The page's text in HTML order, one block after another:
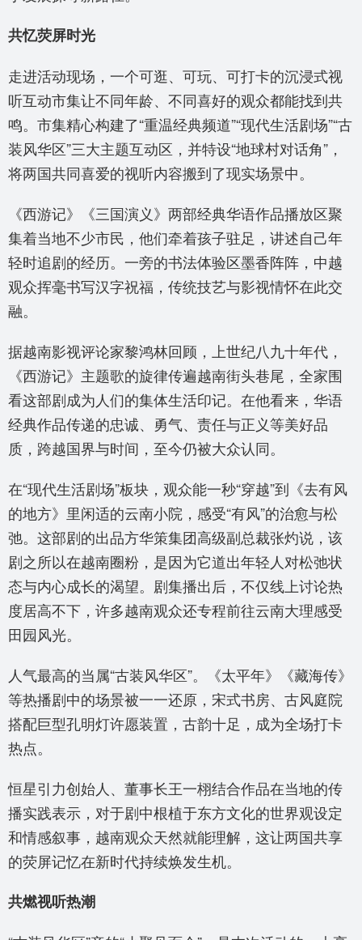
共忆荧屏时光
走进活动现场，一个可逛、可玩、可打卡的沉浸式视
听互动市集让不同年龄、不同喜好的观众都能找到共
鸣。市集精心构建了“重温经典频道”“现代生活剧场”“古
装风华区”三大主题互动区，并特设“地球村对话角”，
将两国共同喜爱的视听内容搬到了现实场景中。
《西游记》《三国演义》两部经典华语作品播放区聚
集着当地不少市民，他们牵着孩子驻足，讲述自己年
轻时追剧的经历。一旁的书法体验区墨香阵阵，中越
观众挥毫书写汉字祝福，传统技艺与影视情怀在此交
融。
据越南影视评论家黎鸿林回顾，上世纪八九十年代，
《西游记》主题歌的旋律传遍越南街头巷尾，全家围
看这部剧成为人们的集体生活印记。在他看来，华语
经典作品传递的忠诚、勇气、责任与正义等美好品
质，跨越国界与时间，至今仍被大众认同。
在“现代生活剧场”板块，观众能一秒“穿越”到《去有风
的地方》里闲适的云南小院，感受“有风”的治愈与松
弛。这部剧的出品方华策集团高级副总裁张灼说，该
剧之所以在越南圈粉，是因为它道出年轻人对松弛状
态与内心成长的渴望。剧集播出后，不仅线上讨论热
度居高不下，许多越南观众还专程前往云南大理感受
田园风光。
人气最高的当属“古装风华区”。《太平年》《藏海传》
等热播剧中的场景被一一还原，宋式书房、古风庭院
搭配巨型孔明灯许愿装置，古韵十足，成为全场打卡
热点。
恒星引力创始人、董事长王一栩结合作品在当地的传
播实践表示，对于剧中根植于东方文化的世界观设定
和情感叙事，越南观众天然就能理解，这让两国共享
的荧屏记忆在新时代持续焕发生机。
共燃视听热潮